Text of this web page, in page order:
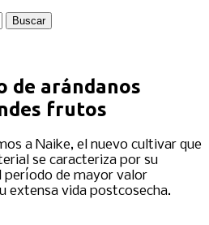
de arándanos
frutos
a Naike, el nuevo cultivar que
se caracteriza por su
período de mayor valor
extensa vida postcosecha.